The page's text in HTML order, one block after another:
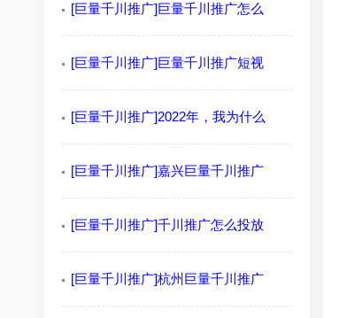
[巨量千川推广]巨量千川推广怎么
[巨量千川推广]巨量千川推广短视
[巨量千川推广]2022年，我为什么
[巨量千川推广]嘉兴巨量千川推广
[巨量千川推广]千川推广怎么投放
[巨量千川推广]杭州巨量千川推广